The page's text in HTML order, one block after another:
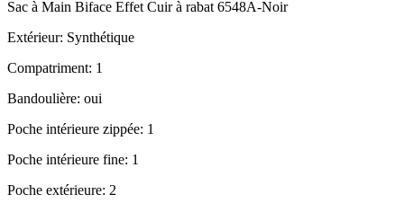
Sac à Main Biface Effet Cuir à rabat 6548A-Noir
Extérieur: Synthétique
Compatriment: 1
Bandoulière: oui
Poche intérieure zippée: 1
Poche intérieure fine: 1
Poche extérieure: 2